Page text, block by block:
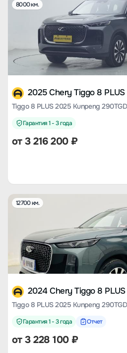
8000 км.
2025 Chery Tiggo 8 PLUS
Tiggo 8 PLUS 2025 Kunpeng
Гарантия 1 - 3 года
от3 216 200₽
12700 км.
2024 Chery Tiggo 8 PLUS
Tiggo 8 PLUS 2025 Kunpeng
Гарантия 1 - 3 года Отчет
от3 228 100₽